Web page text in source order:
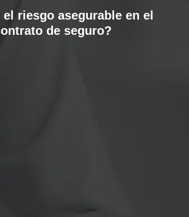
el riesgo asegurable en el
de seguro?